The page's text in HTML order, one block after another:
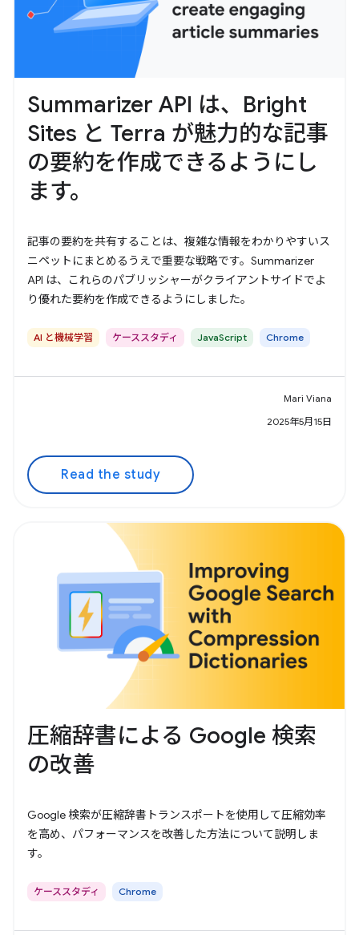
Summarizer API は、Bright
Sites と Terra が魅力的な記事
の要約を作成できるようにし
ます。
記事の要約を共有することは、複雑な情報をわかりやすいス
ニペットにまとめるうえで重要な戦略です。Summarizer
API は、これらのパブリッシャーがクライアントサイドでよ
り優れた要約を作成できるようにしました。
AI と機械学習 ケーススタディ JavaScript Chrome
Mari Viana
2025年5月15日
Read the study
圧縮辞書による Google 検索
の改善
Google 検索が圧縮辞書トランスポートを使用して圧縮効率
を高め、パフォーマンスを改善した方法について説明しま
す。
ケーススタディ Chrome